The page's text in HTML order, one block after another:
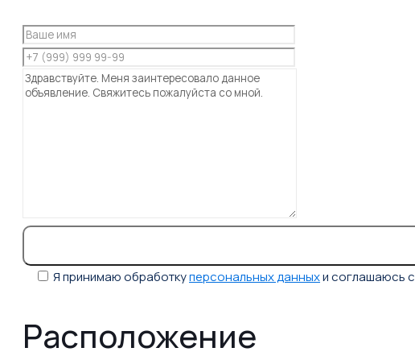
Я принимаю обработкуперсональных данныхи соглашаюсь с
Расположение